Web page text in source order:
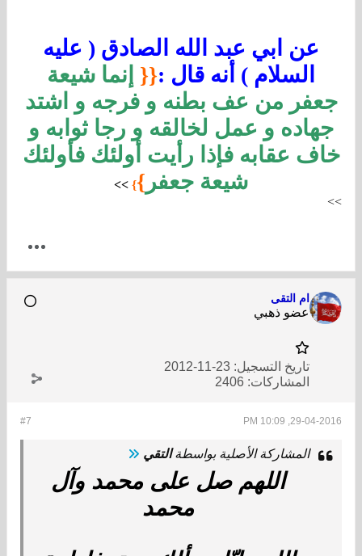
عن ابي عبد الله الصادق ( عليه
السلام ) أنه قال :{{ إنما شيعة
جعفر من عف بطنه و فرجه و اشتد
جهاده و عمل لخالقه و رجا ثوابه و
خاف عقابه فإذا رأيت أولئك فأولئك
شيعة جعفر }
}
>
>
>
>
ام التقى
عضو ذهبي
تاريخ التسجيل: 23-11-2012
المشاركات: 2406
#7 29-04-2016, 10:09 PM
المشاركة الأصلية بواسطةالتقي
اللهم صل على محمد وآل
محمد